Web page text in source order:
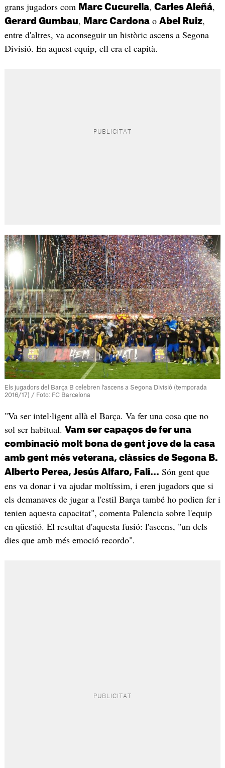
grans jugadors com Marc Cucurella, Carles Aleñá,
Gerard Gumbau, Marc Cardonao Abel Ruiz,
entre d'altres, va aconseguir un històric ascens a Segona
Divisió. En aquest equip, ell era el capità.
Els jugadors del Barça B celebren l'ascens a Segona Divisió (temporada
2016/17) / Foto: FC Barcelona
"Va ser intel·ligent allà el Barça. Va fer una cosa que no
sol ser habitual. Vam ser capaços de fer una
combinació molt bona de gent jove de la casa
amb gent més veterana, clàssics de Segona B.
Alberto Perea, Jesús Alfaro, Fali... Són gent que
ens va donar i va ajudar moltíssim, i eren jugadors que si
els demanaves de jugar a l'estil Barça també ho podien fer i
tenien aquesta capacitat", comenta Palencia sobre l'equip
en qüestió. El resultat d'aquesta fusió: l'ascens, "un dels
dies que amb més emoció recordo".